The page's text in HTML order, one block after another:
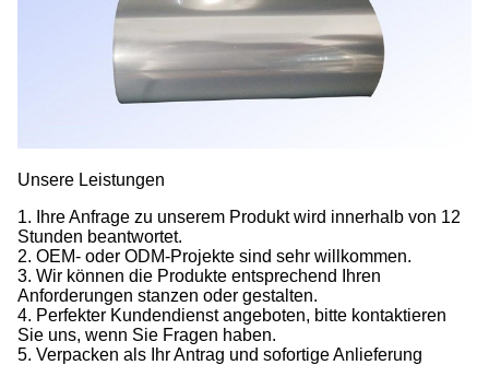
Unsere Leistungen
1. Ihre Anfrage zu unserem Produkt wird innerhalb von 12
Stunden beantwortet.
2. OEM- oder ODM-Projekte sind sehr willkommen.
3. Wir können die Produkte entsprechend Ihren
Anforderungen stanzen oder gestalten.
4. Perfekter Kundendienst angeboten, bitte kontaktieren
Sie uns, wenn Sie Fragen haben.
5. Verpacken als Ihr Antrag und sofortige Anlieferung